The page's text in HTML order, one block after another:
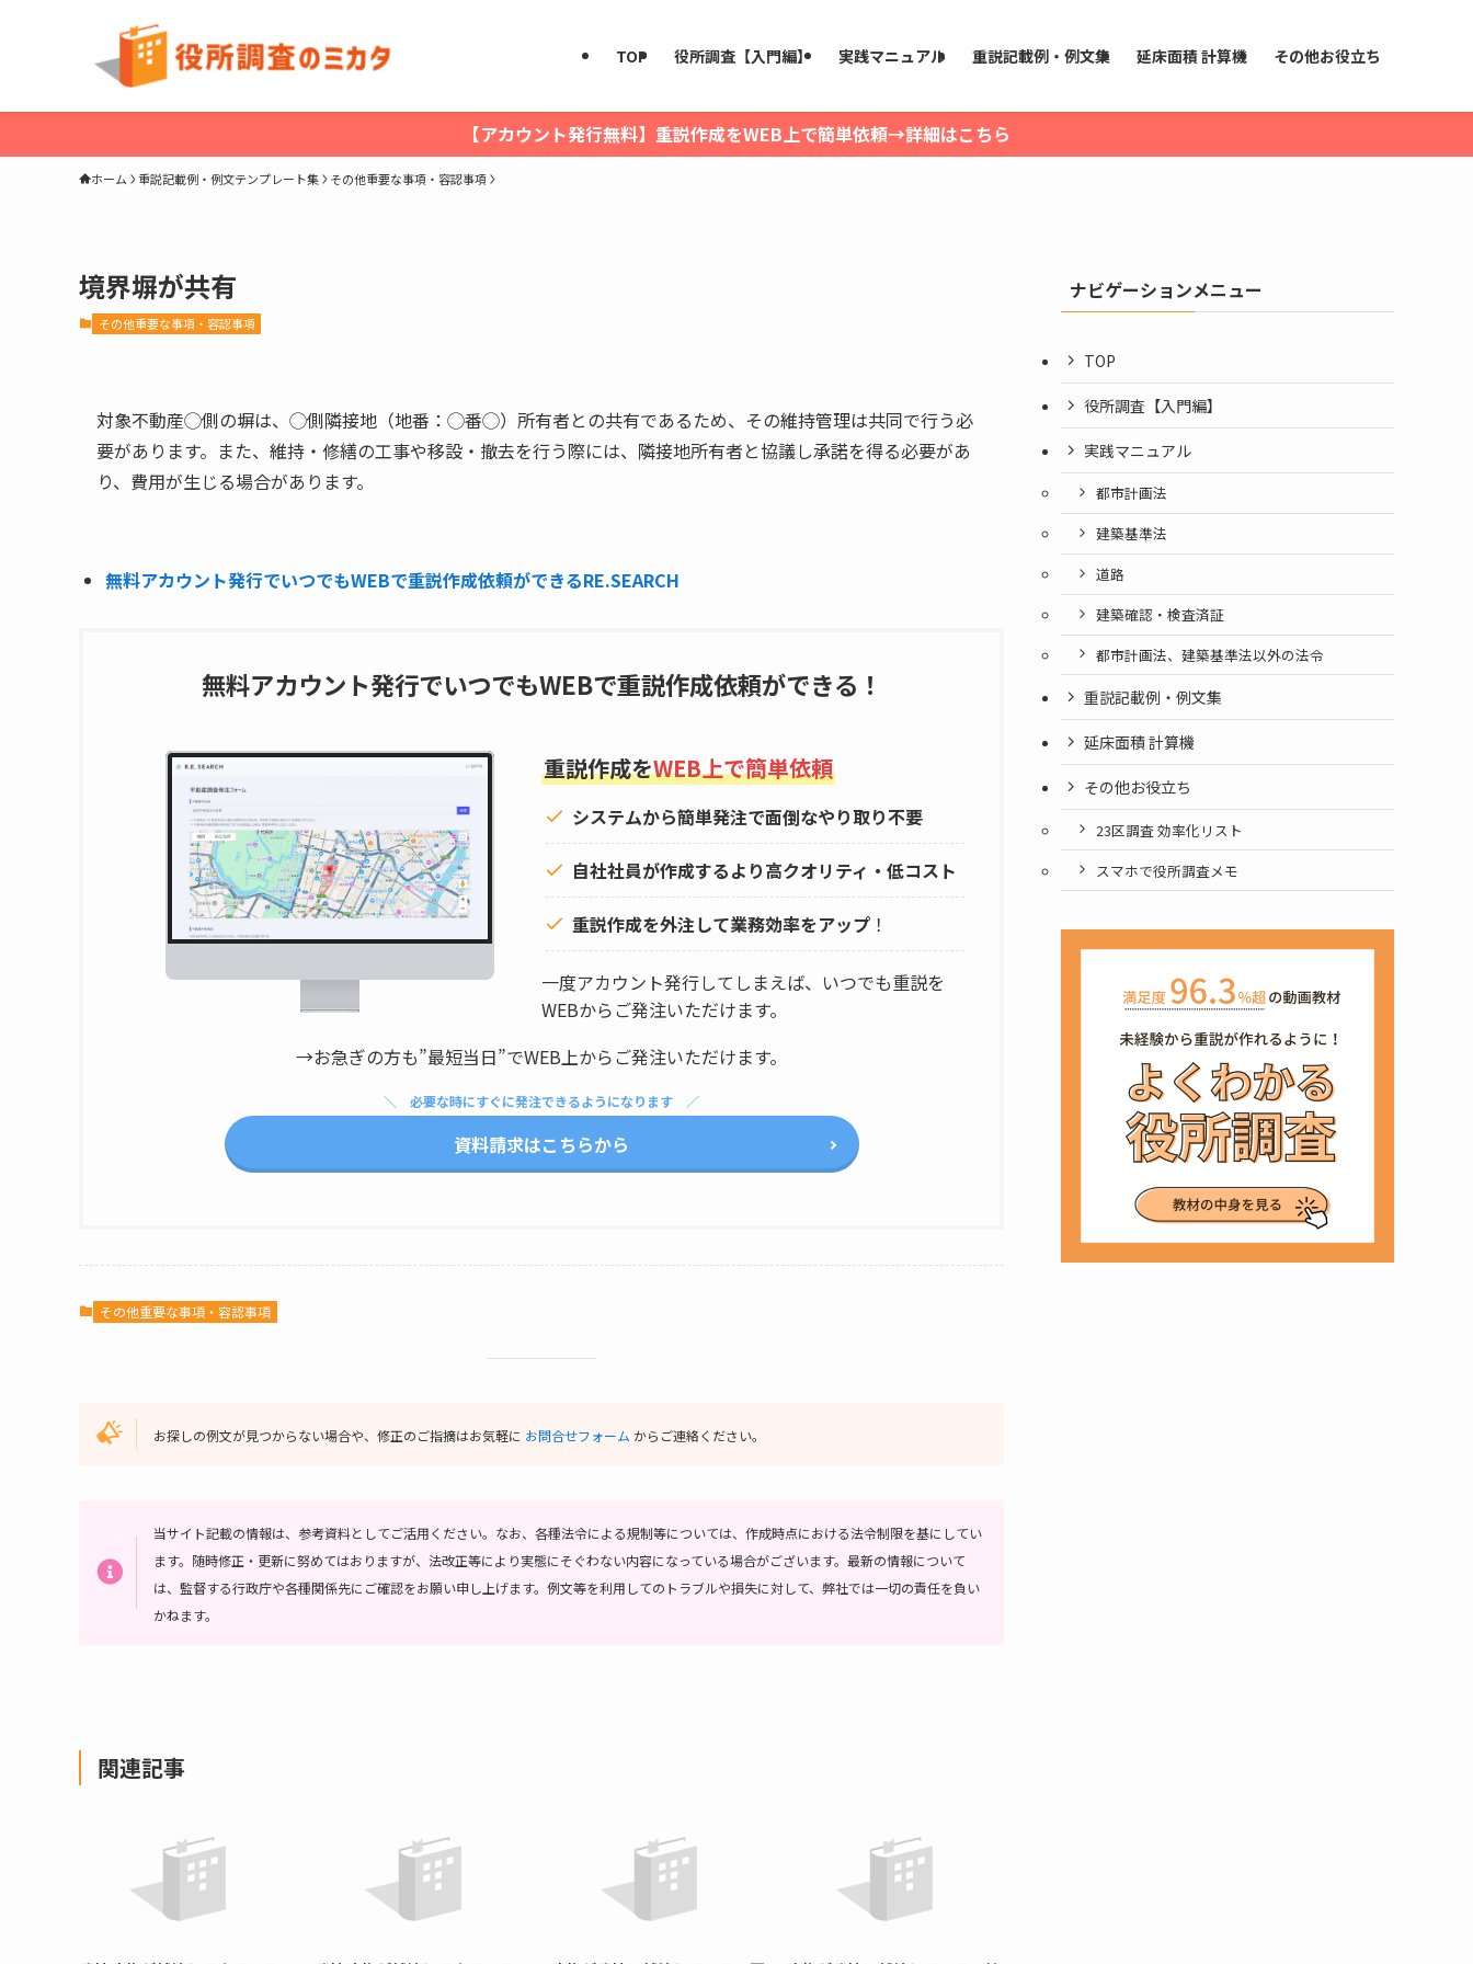
TOP 役所調査【入門編】 実践マニュアル 重説記載例・例文集 延床面積 計算機 その他お役立ち
【アカウント発行無料】重説作成をWEB上で簡単依頼→詳細はこちら
ホーム 重説記載例・例文テンプレート集 その他重要な事項・容認事項
境界塀が共有
その他重要な事項・容認事項
対象不動産◯側の塀は、◯側隣接地（地番：◯番◯）所有者との共有であるため、その維持管理は共同で行う必
要があります。また、維持・修繕の工事や移設・撤去を行う際には、隣接地所有者と協議し承諾を得る必要があ
り、費用が生じる場合があります。
無料アカウント発行でいつでもWEBで重説作成依頼ができるRE.SEARCH
無料アカウント発行でいつでもWEBで重説作成依頼ができる！
重説作成をWEB上で簡単依頼
システムから簡単発注で面倒なやり取り不要
自社社員が作成するより高クオリティ・低コスト
重説作成を外注して業務効率をアップ ！
一度アカウント発行してしまえば、いつでも重説を
WEBからご発注いただけます。
→お急ぎの方も”最短当日”でWEB上からご発注いただけます。
必要な時にすぐに発注できるようになります
資料請求はこちらから
その他重要な事項・容認事項
お探しの例文が見つからない場合や、修正のご指摘はお気軽に お問合せフォーム からご連絡ください。
当サイト記載の情報は、参考資料としてご活用ください。 なお、各種法令による規制等については、作成時点における法令制限を基にしてい
ます。随時修正・更新に努めてはおりますが、法改正等により実態にそぐわない内容になっている場合がございます。最新の情報について
は、監督する行政庁や各種関係先にご確認をお願い申し上げます。 例文等を利用してのトラブルや損失に対して、弊社では一切の責任を負い
かねます。
関連記事
ナビゲーションメニュー
TOP
役所調査【入門編】
実践マニュアル
都市計画法
建築基準法
道路
建築確認・検査済証
都市計画法、建築基準法以外の法令
重説記載例・例文集
延床面積 計算機
その他お役立ち
23区調査 効率化リスト
スマホで役所調査メモ